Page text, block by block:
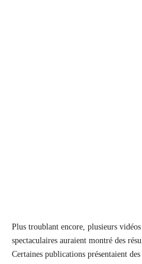
Plus troublant encore, plusieurs
spectaculaires auraient montré des
Certaines publications présentaient